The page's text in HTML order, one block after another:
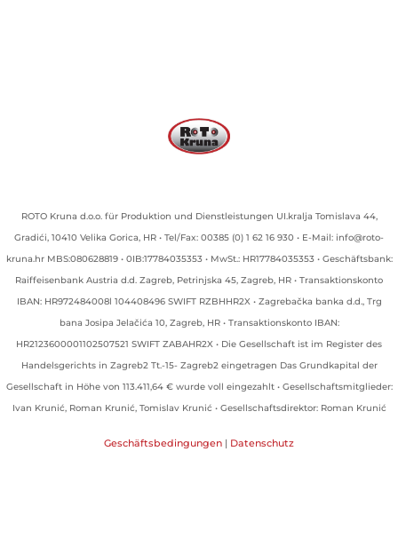
ROTO Kruna d.o.o. für Produktion und Dienstleistungen UI.kralja Tomislava 44,
Gradići, 10410 Velika Gorica, HR • Tel/Fax: 00385 (0) 1 62 16 930 • E-Mail: info@roto-
kruna.hr MBS:080628819 • 0IB:17784035353 • MwSt.: HR17784035353 • Geschäftsbank:
Raiffeisenbank Austria d.d. Zagreb, Petrinjska 45, Zagreb, HR • Transaktionskonto
IBAN: HR972484008l 104408496 SWIFT RZBHHR2X • Zagrebačka banka d.d., Trg
bana Josipa Jelačića 10, Zagreb, HR • Transaktionskonto IBAN:
HR2123600001102507521 SWIFT ZABAHR2X • Die Gesellschaft ist im Register des
Handelsgerichts in Zagreb2 Tt.-15- Zagreb2 eingetragen Das Grundkapital der
Gesellschaft in Höhe von 113.411,64 € wurde voll eingezahlt • Gesellschaftsmitglieder:
Ivan Krunić, Roman Krunić, Tomislav Krunić • Gesellschaftsdirektor: Roman Krunić
Geschäftsbedingungen | Datenschutz